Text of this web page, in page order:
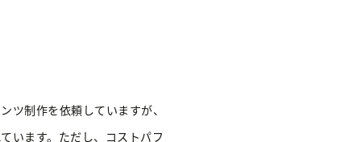
ツ制作を依頼していますが、
います。ただし、コストパフ